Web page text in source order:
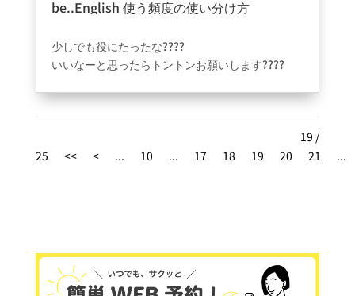
lishlesson#englishstaff
#conversation#studyen
glish#havefun#be
be..English 使う頻度の使い分け方
少しでも役にたったな????
いいなーと思ったらトントンお願いします????
Be..心斎橋店は1人1人その人にあった形で
他の英会話教室では味わえないです！
是非興味のあるかたは質問でもいいので
さらにカフェしながらネイティブ教師と会話がで
きる????
習った英語をその場で使える????
19 /
25
<< < ... 10 ... 17 18 19 20 21 ...